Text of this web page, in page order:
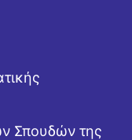
Σπουδών της